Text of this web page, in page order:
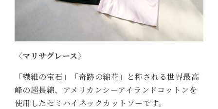
〈マリサグレース〉
「繊維の宝石」「奇跡の綿花」と称される世界最高
峰の超長綿、アメリカンシーアイランドコットンを
使用したセミハイネックカットソーです。